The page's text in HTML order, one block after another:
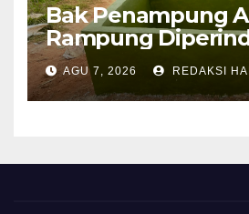
Bak Penampung
Rampung
Progres Pipanisasi
129 Kodim 0608/
Mencapai 98
AGU 7, 2026 REDAKSI